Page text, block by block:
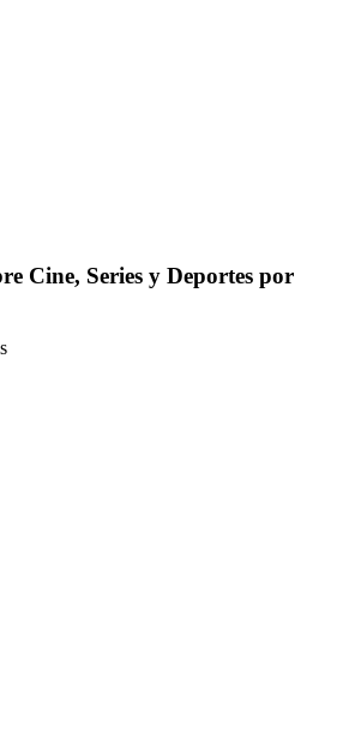
Cine, Series y Deportes por